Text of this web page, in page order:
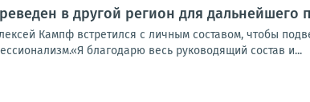
в другой регион для дальнейшего
Кампф встретился с личным составом, чтобы
благодарю весь руководящий состав и...